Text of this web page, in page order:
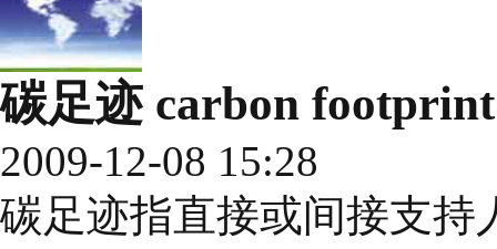
碳足迹 carbon footprint
2009-12-08 15:28
碳足迹指直接或间接支持